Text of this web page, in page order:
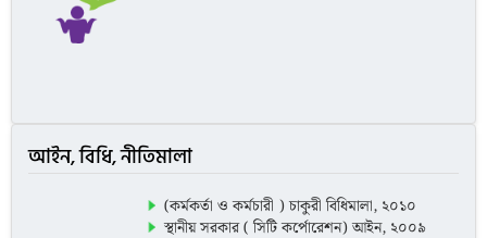
আইন, বিধি, নীতিমালা
(কর্মকর্তা ও কর্মচারী ) চাকুরী বিধিমালা, ২০১০
স্থানীয় সরকার ( সিটি কর্পোরেশন) আইন, ২০০৯